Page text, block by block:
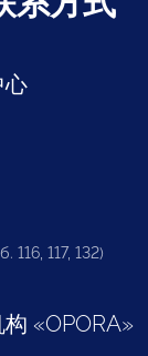
心
116, 117, 132)
«OPORA»